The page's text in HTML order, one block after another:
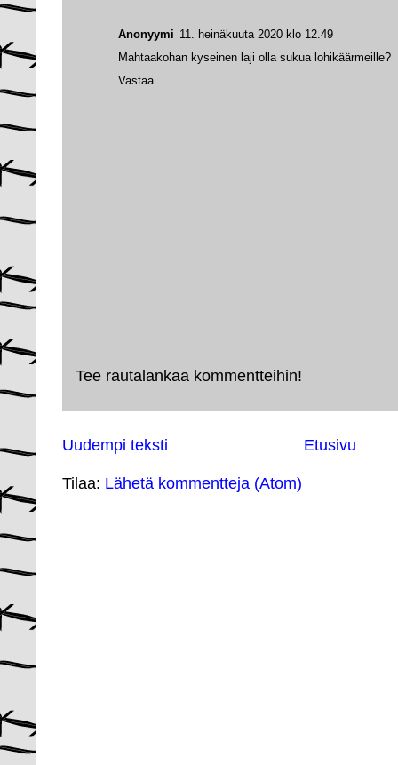
Anonyymi 11. heinäkuuta 2020 klo 12.49
Mahtaakohan kyseinen laji olla sukua lohikäärmeille?
Vastaa
Tee rautalankaa kommentteihin!
Uudempi teksti Etusivu
Tilaa: Lähetä kommentteja (Atom)